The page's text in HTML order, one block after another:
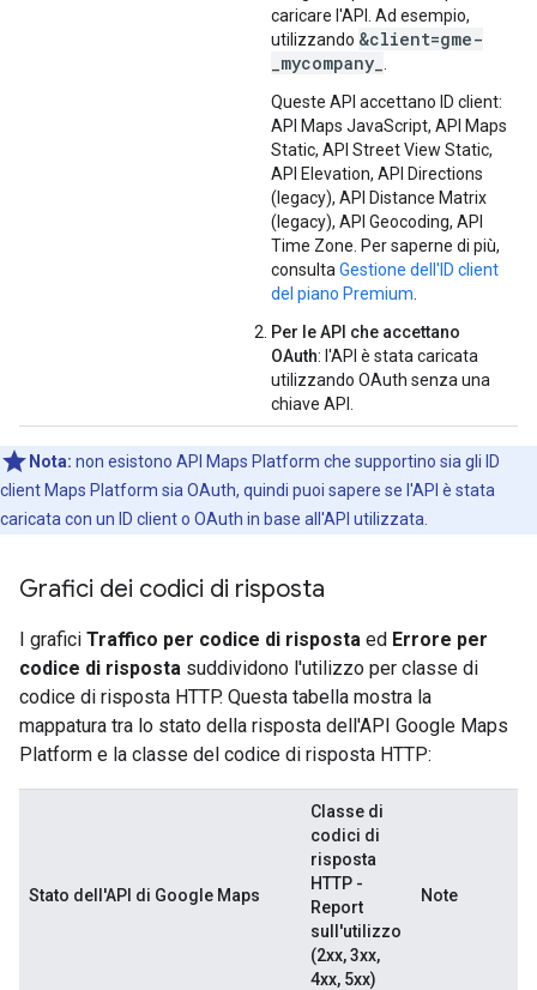
caricare l'API. Ad esempio,
utilizzando &client=gme-
_mycompany_
Queste API accettano ID client:
API Maps JavaScript, API Maps
Static, API Street View Static,
API Elevation, API Directions
(legacy), API Distance Matrix
(legacy), API Geocoding, API
Time Zone. Per saperne di più,
consulta Gestione dell'ID client
del piano Premium
Per le API che accettano
OAuth: l'API è stata caricata
utilizzando OAuth senza una
chiave API.
Nota: non esistono API Maps Platform che supportino sia gli ID
client Maps Platform sia OAuth, quindi puoi sapere se l'API è stata
caricata con un ID client o OAuth in base all'API utilizzata.
Grafici dei codici di risposta
I grafici Traffico per codice di risposta ed Errore per
codice di risposta suddividono l'utilizzo per classe di
codice di risposta HTTP. Questa tabella mostra la
mappatura tra lo stato della risposta dell'API Google Maps
Platform e la classe del codice di risposta HTTP:
Stato dell'API di Google Maps
Classe di
codici di
risposta
HTTP -
Report
sull'utilizzo
(2xx, 3xx,
4xx, 5xx)
Note